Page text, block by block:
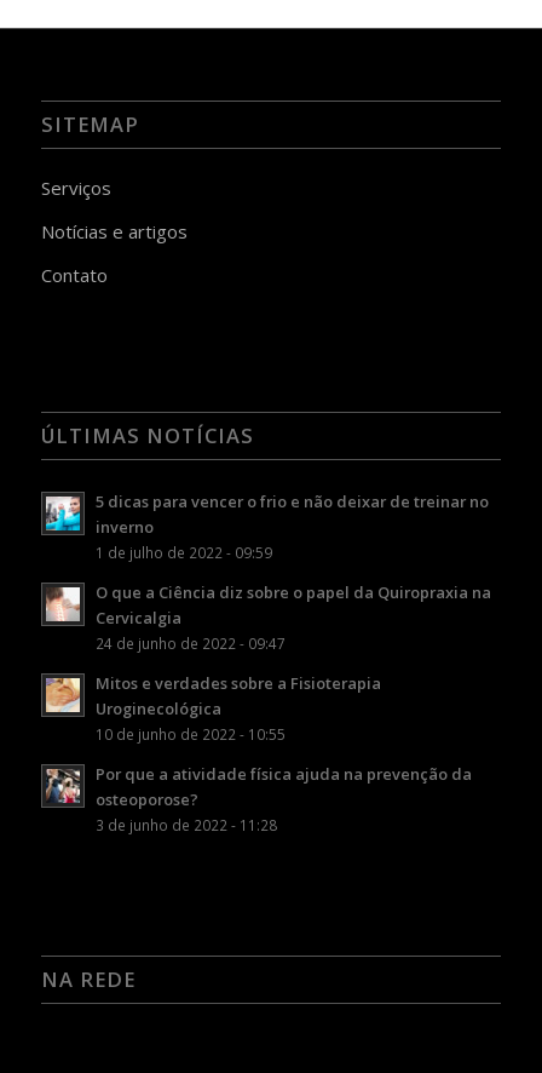
SITEMAP
Serviços
Notícias e artigos
Contato
ÚLTIMAS NOTÍCIAS
5 dicas para vencer o frio e não deixar de treinar no
inverno
1 de julho de 2022 - 09:59
O que a Ciência diz sobre o papel da Quiropraxia na
Cervicalgia
24 de junho de 2022 - 09:47
Mitos e verdades sobre a Fisioterapia
Uroginecológica
10 de junho de 2022 - 10:55
Por que a atividade física ajuda na prevenção da
osteoporose?
3 de junho de 2022 - 11:28
NA REDE